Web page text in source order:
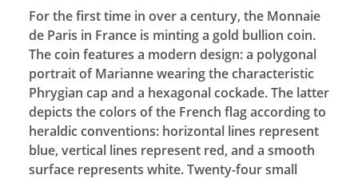
For the first time in over a century, the Monnaie
de Paris in France is minting a gold bullion coin.
The coin features a modern design: a polygonal
portrait of Marianne wearing the characteristic
Phrygian cap and a hexagonal cockade.The latter
depicts the colors of the French flag according to
heraldic conventions: horizontal lines represent
blue, vertical lines represent red, and a smooth
surface represents white.Twenty-four small